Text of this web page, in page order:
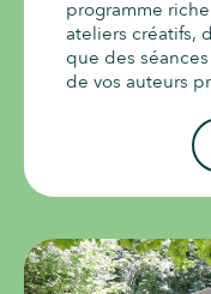
programme
ateliers créatifs,
que des
de vos auteurs